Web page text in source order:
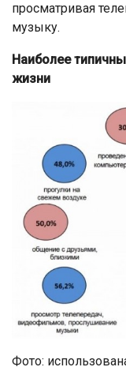
просматривая
музыку.
Наиболее
жизни
Фото: